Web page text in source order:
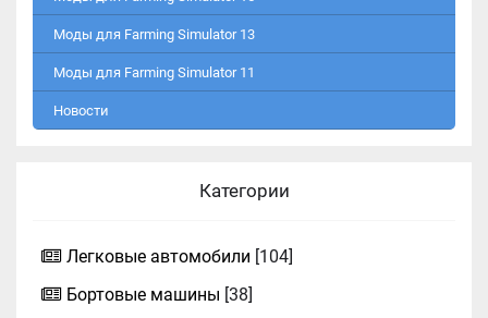
Моды для Farming Simulator 13
Моды для Farming Simulator 11
Новости
Категории
Легковые автомобили [104]
Бортовые машины [38]